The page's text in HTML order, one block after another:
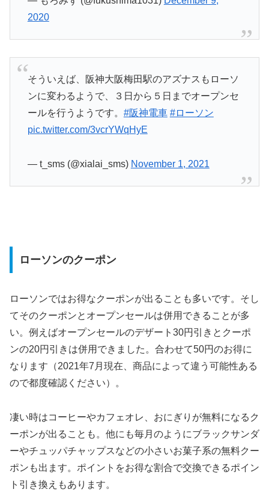
2020
そういえば、阪神大阪梅田駅のアズナスもローソ
ンに変わるようで、３日から５日までオープンセ
ールを行うようです。 #阪神電車 #ローソン
pic.twitter.com/3vcrYWqHyE
— t_sms (@xialai_sms) November 1, 2021
ローソンのクーポン
ローソンではお得なクーポンが出ることも多いです。そし
てそのクーポンとオープンセールは併用できることが多
い。例えばオープンセールのデザート30円引きとクーポ
ンの20円引きは併用できました。合わせて50円のお得に
なります（2021年7月現在、商品によって違う可能性ある
ので都度確認ください）。
凄い時はコーヒーやカフェオレ、おにぎりが無料になるク
ーポンが出ることも。他にも毎月のようにブラックサンダ
ーやチュッパチャップスなどの小さいお菓子系の無料クー
ポンも出ます。ポイントをお得な割合で交換できるポイン
ト引き換えもあります。